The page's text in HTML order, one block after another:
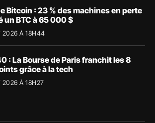
Bitcoin : 23 % des machines en perte
un BTC à 65 000 $
2026 À 18H44
: La Bourse de Paris franchit les 8
grâce à la tech
2026 À 18H27